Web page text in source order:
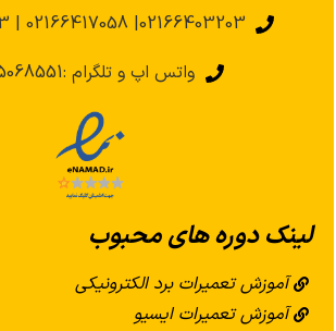
02166403203| 02166417058 | 09107867053
واتس اپ و تلگرام :09375068551
لینک دوره های محبوب
آموزش تعمیرات برد الکترونیکی
آموزش تعمیرات ایسیو